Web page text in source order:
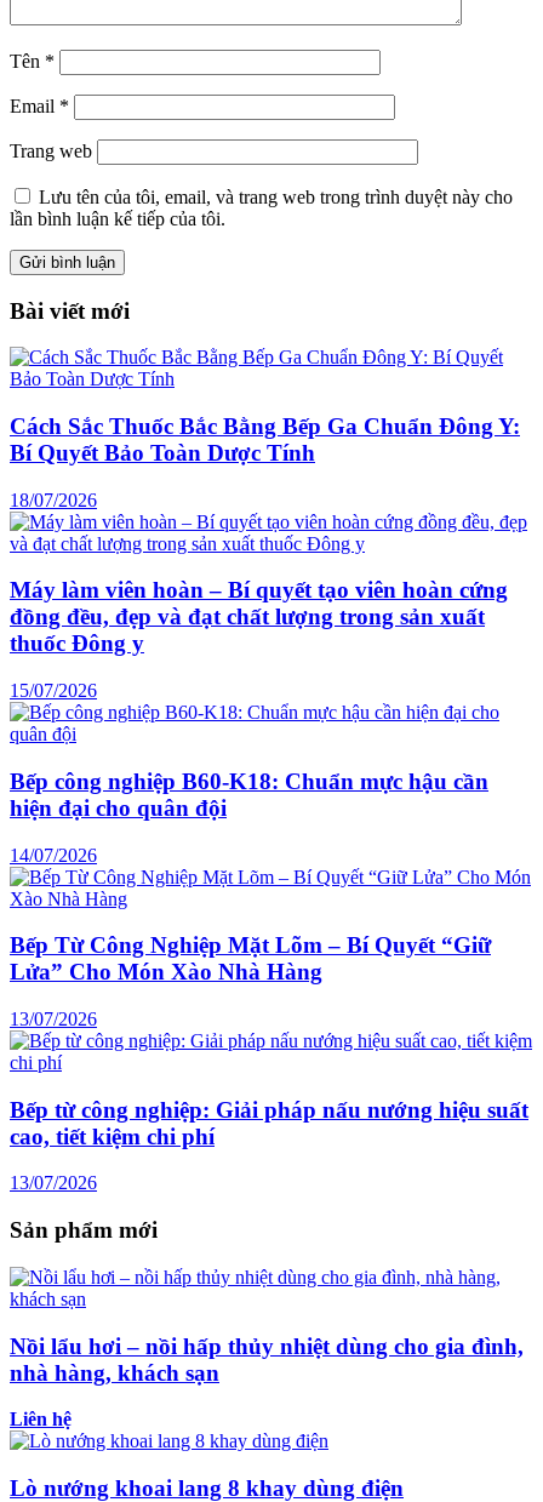
Tên *
Email *
Trang web
Lưu tên của tôi, email, và trang web trong trình duyệt này cho
lần bình luận kế tiếp của tôi.
Bài viết mới
Cách Sắc Thuốc Bắc Bằng Bếp Ga Chuẩn Đông Y:
Bí Quyết Bảo Toàn Dược Tính
18/07/2026
Máy làm viên hoàn – Bí quyết tạo viên hoàn cứng
đồng đều, đẹp và đạt chất lượng trong sản xuất
thuốc Đông y
15/07/2026
Bếp công nghiệp B60-K18: Chuẩn mực hậu cần
hiện đại cho quân đội
14/07/2026
Bếp Từ Công Nghiệp Mặt Lõm – Bí Quyết “Giữ
Lửa” Cho Món Xào Nhà Hàng
13/07/2026
Bếp từ công nghiệp: Giải pháp nấu nướng hiệu suất
cao, tiết kiệm chi phí
13/07/2026
Sản phẩm mới
Nồi lẩu hơi – nồi hấp thủy nhiệt dùng cho gia đình,
nhà hàng, khách sạn
Liên hệ
Lò nướng khoai lang 8 khay dùng điện